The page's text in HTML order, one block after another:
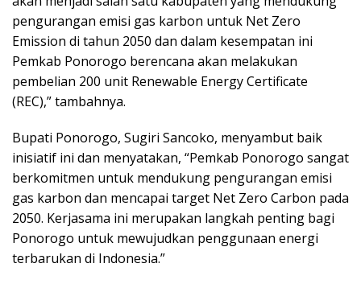
pengurangan emisi gas karbon untuk Net Zero
Emission di tahun 2050 dan dalam kesempatan ini
Pemkab Ponorogo berencana akan melakukan
pembelian 200 unit Renewable Energy Certificate
(REC),” tambahnya.
Bupati Ponorogo, Sugiri Sancoko, menyambut baik
inisiatif ini dan menyatakan, “Pemkab Ponorogo sangat
berkomitmen untuk mendukung pengurangan emisi
gas karbon dan mencapai target Net Zero Carbon pada
2050. Kerjasama ini merupakan langkah penting bagi
Ponorogo untuk mewujudkan penggunaan energi
terbarukan di Indonesia.”